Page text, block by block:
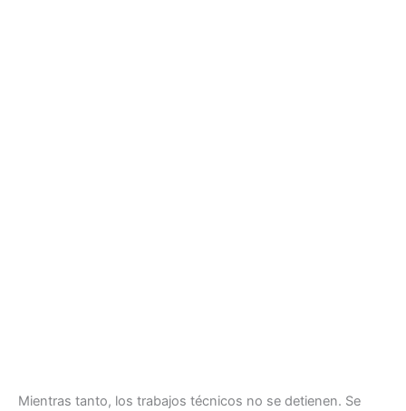
Mientras tanto, los trabajos técnicos no se detienen. Se